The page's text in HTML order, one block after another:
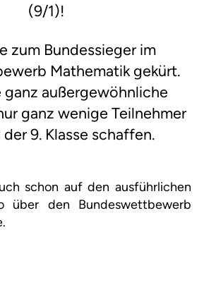
(9/1)!
zum Bundessieger im
Mathematik gekürt.
ganz außergewöhnliche
ganz wenige Teilnehmer
9. Klasse schaffen.
schon auf den ausführlichen
über den Bundeswettbewerb